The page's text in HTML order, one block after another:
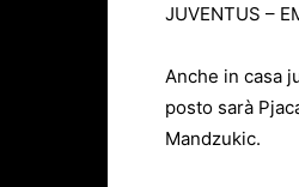
JUVENTUS –
Anche in casa
posto sarà
Mandzukic.